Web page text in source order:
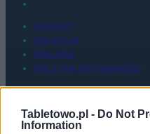
Tabletowo.pl - Do Not
Information
KONTAKT
REDAKCJA
REKLAMA
POLITYKA PRYWATNOŚCI